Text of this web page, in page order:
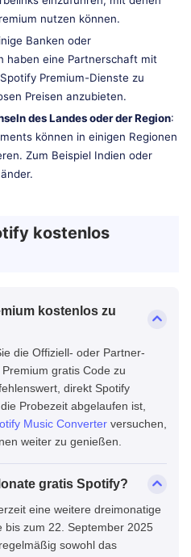
nutzen können.
Banken oder
haben eine Partnerschaft mit
Premium-Dienste zu
Preisen anzubieten.
des Landes oder der Region:
können in einigen Regionen
Zum Beispiel Indien oder
kostenlos
kostenlos zu
die Offiziell- oder Partner-
gratis Code zu
direkt Spotify
Probezeit abgelaufen ist,
Music Converter versuchen,
weiter zu genießen.
gratis Spotify?
eine weitere dreimonatige
bis zum 22. September 2025
sowohl das